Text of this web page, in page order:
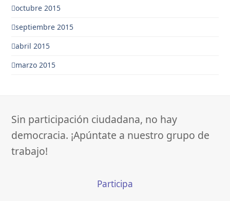
octubre 2015
septiembre 2015
abril 2015
marzo 2015
Sin participación ciudadana, no hay
democracia. ¡Apúntate a nuestro grupo de
trabajo!
Participa